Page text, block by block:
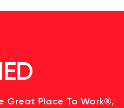
Great Place To Work®,